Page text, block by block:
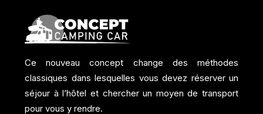
Ce nouveau concept change des méthodes
classiques dans lesquelles vous devez réserver un
séjour à l’hôtel et chercher un moyen de transport
pour vous y rendre.